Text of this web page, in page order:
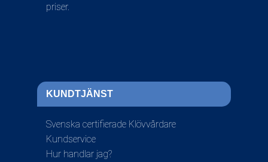
priser.
KUNDTJÄNST
Svenska certifierade Klövvårdare
Kundservice
Hur handlar jag?